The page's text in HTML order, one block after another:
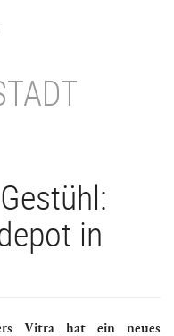
in
Vitra hat ein neues